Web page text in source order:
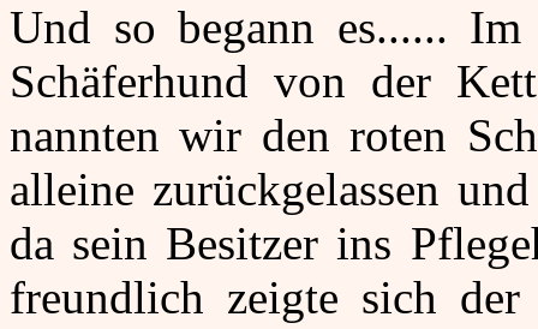
Und so begann es......
Schäferhund von der
nannten wir den roten
alleine zurückgelassen
da sein Besitzer ins
freundlich zeigte sich